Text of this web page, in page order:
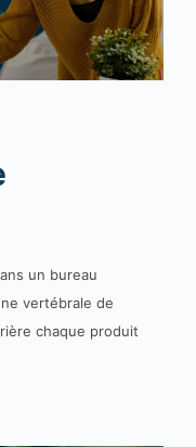
un bureau
vertébrale de
chaque produit